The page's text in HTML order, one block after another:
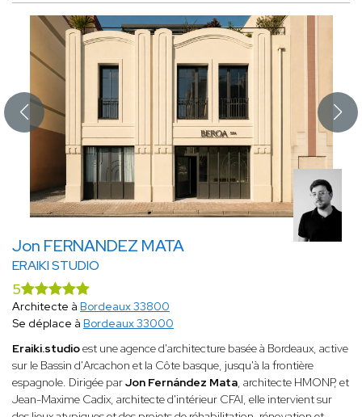
Jon FERNANDEZ MATA
ERAIKI STUDIO
5
Architecte à Bordeaux 33800
Se déplace à Bordeaux 33000
Eraiki.studioest une agence d'architecture basée à Bordeaux, active
sur le Bassin d'Arcachon et la Côte basque, jusqu'à la frontière
espagnole. Dirigée parJon Fernández Mata, architecte HMONP, et
Jean-Maxime Cadix, architecte d'intérieur CFAI, elle intervient sur